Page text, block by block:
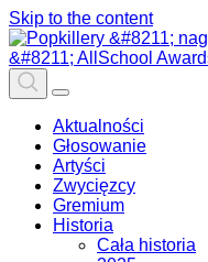
Skip to the content
Aktualności
Głosowanie
Artyści
Zwycięzcy
Gremium
Historia
Cała historia